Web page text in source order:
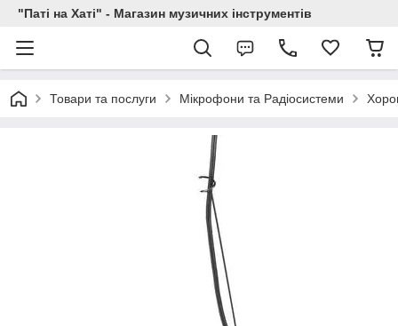
"Паті на Хаті" - Магазин музичних інструментів
Товари та послуги Мікрофони та Радіосистеми